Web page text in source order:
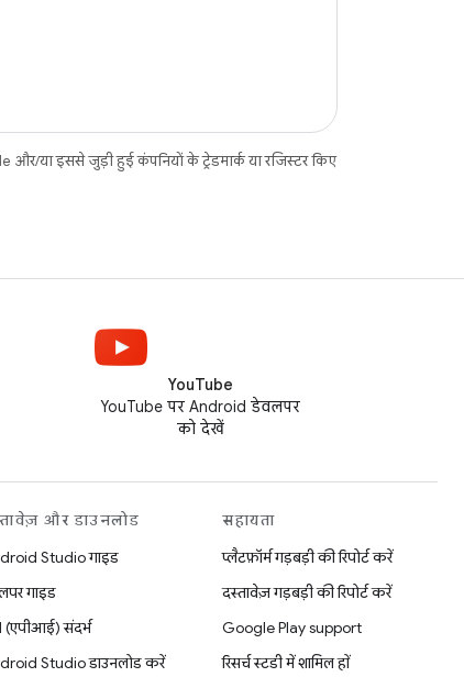
या इससे जुड़ी हुई कंपनियों के ट्रेडमार्क या रजिस्टर किए
YouTube
YouTube पर Android डेवलपर
को देखें
और डाउनलोड
Studio गाइड
गाइड
(एपीआई) संदर्भ
Studio डाउनलोड करें
सहायता
प्लैटफ़ॉर्म गड़बड़ी की रिपोर्ट करें
दस्तावेज़ गड़बड़ी की रिपोर्ट करें
Google Play support
रिसर्च स्टडी में शामिल हों